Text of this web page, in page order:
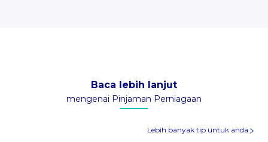
Baca lebih lanjut
mengenai Pinjaman Perniagaan
Lebih banyak tip untuk anda